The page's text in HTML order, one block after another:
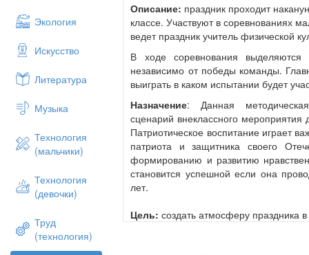
Экология
Искусство
Литература
Музыка
Технология
(мальчики)
Технология
(девочки)
Труд
(технология)
Описание: праздник проходит
классе. Участвуют в соревнованиях
ведет праздник учитель физической
В ходе соревнования
независимо от победы команды.
выиграть в каком испытании будет
Назначение: Данная
сценарий внеклассного
Патриотическое воспитание играет
патриота и защитника своего
формированию и развитию
становится успешной если она
лет.
Цель: создать атмосферу праздника